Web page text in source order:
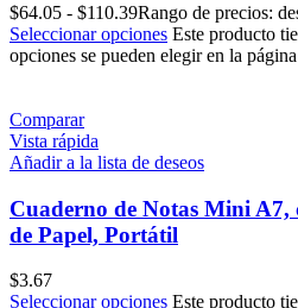
$64.05 - $110.39Rango de precios:
Seleccionar opciones Este producto
opciones se pueden elegir en la
Comparar
Vista rápida
Añadir a la lista de deseos
Cuaderno de Notas Mini
de Papel, Portátil
$3.67
Seleccionar opciones Este producto